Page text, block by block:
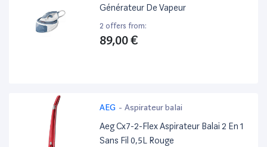
Générateur De Vapeur
2 offers from:
89,00 €
AEG - Aspirateur balai
Aeg Cx7-2-Flex Aspirateur Balai 2 En 1
Sans Fil 0,5L Rouge